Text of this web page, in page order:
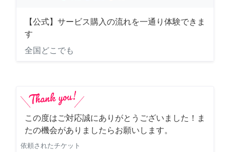
【公式】サービス購入の流れを一通り体験できま
す
全国どこでも
この度はご対応誠にありがとうございました！ま
たの機会がありましたらお願いします。
依頼されたチケット